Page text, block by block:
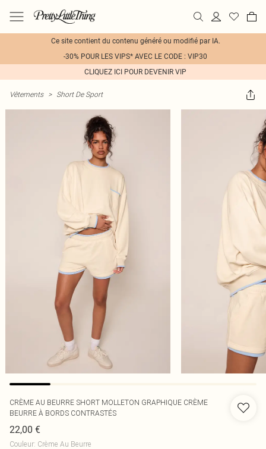
Ce site contient du contenu généré ou modifié par IA.
-30% POUR LES VIPS* AVEC LE CODE : VIP30
CLIQUEZ ICI POUR DEVENIR VIP
Vêtements > Short De Sport
CRÈME AU BEURRE SHORT MOLLETON GRAPHIQUE CRÈME
BEURRE À BORDS CONTRASTÉS
22,00 €
Couleur: Crème Au Beurre